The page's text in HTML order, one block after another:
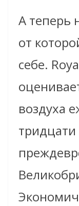
А теперь
от
себе.
воздуха